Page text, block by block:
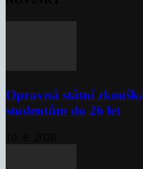
Opravná státní
studentům do 26 let